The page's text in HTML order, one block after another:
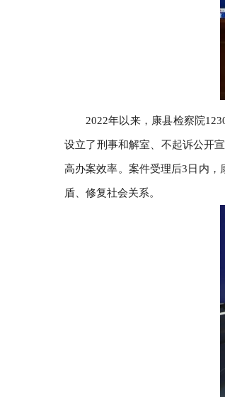
2022年以来，康县检察院
设立了刑事和解室、不起诉公开
高办案效率。案件受理后3日内
盾、修复社会关系。